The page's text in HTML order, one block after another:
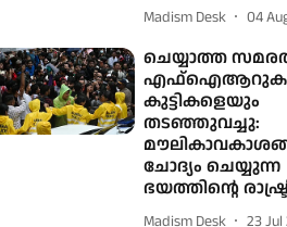
Madism Desk 04
ചെയ്യാത്ത
കുട്ടികളെയും
തടഞ്ഞുവച്ചു:
ചോദ്യം ചെയ്യുന്ന
ഭയത്തിന്റെ
Madism Desk 23